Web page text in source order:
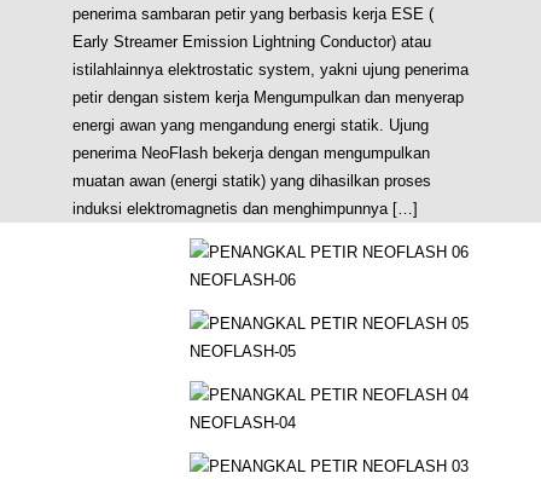
penerima sambaran petir yang berbasis kerja ESE (
Early Streamer Emission Lightning Conductor) atau
istilahlainnya elektrostatic system, yakni ujung penerima
petir dengan sistem kerja Mengumpulkan dan menyerap
energi awan yang mengandung energi statik. Ujung
penerima NeoFlash bekerja dengan mengumpulkan
muatan awan (energi statik) yang dihasilkan proses
induksi elektromagnetis dan menghimpunnya […]
NEOFLASH-06
NEOFLASH-05
NEOFLASH-04